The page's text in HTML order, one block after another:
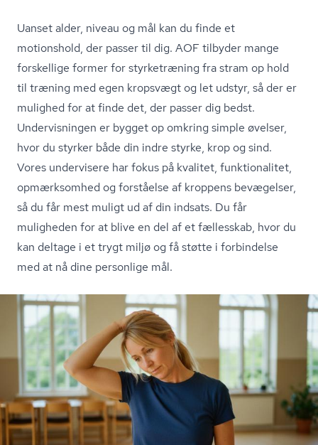
Uanset alder, niveau og mål kan du finde et
motionshold, der passer til dig. AOF tilbyder mange
forskellige former for styrketræning fra stram op hold
til træning med egen kropsvægt og let udstyr, så der er
mulighed for at finde det, der passer dig bedst.
Undervisningen er bygget op omkring simple øvelser,
hvor du styrker både din indre styrke, krop og sind.
Vores undervisere har fokus på kvalitet, funktionalitet,
opmærksomhed og forståelse af kroppens bevægelser,
så du får mest muligt ud af din indsats. Du får
muligheden for at blive en del af et fællesskab, hvor du
kan deltage i et trygt miljø og få støtte i forbindelse
med at nå dine personlige mål.